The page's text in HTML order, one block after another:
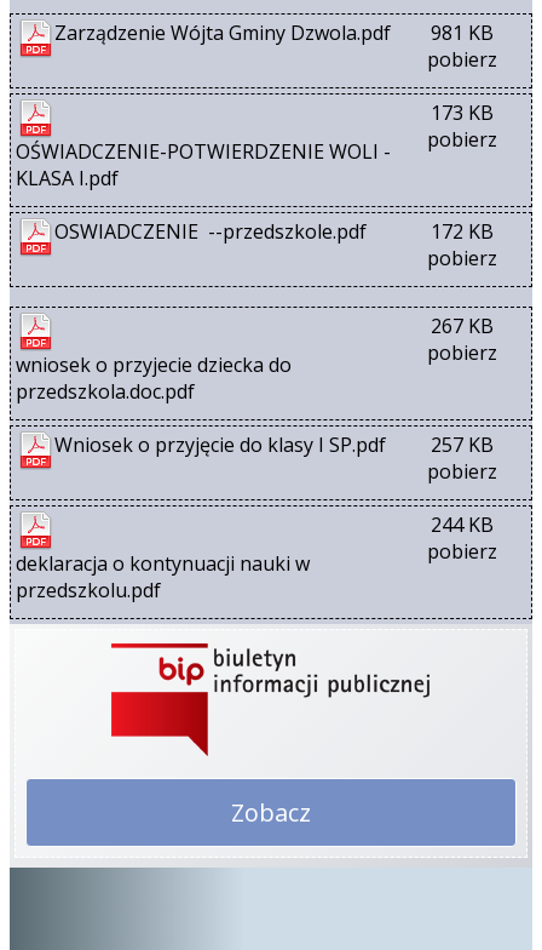
Zarządzenie Wójta Gminy Dzwola.pdf
981 KB
pobierz
OŚWIADCZENIE-POTWIERDZENIE WOLI -
KLASA I.pdf
173 KB
pobierz
OSWIADCZENIE  --przedszkole.pdf
172 KB
pobierz
wniosek o przyjecie dziecka do
przedszkola.doc.pdf
267 KB
pobierz
Wniosek o przyjęcie do klasy I SP.pdf
257 KB
pobierz
deklaracja o kontynuacji nauki w
przedszkolu.pdf
244 KB
pobierz
Zobacz